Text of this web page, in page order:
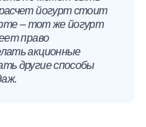
йогурт стоит
– тот же йогурт
право
акционные
другие способы